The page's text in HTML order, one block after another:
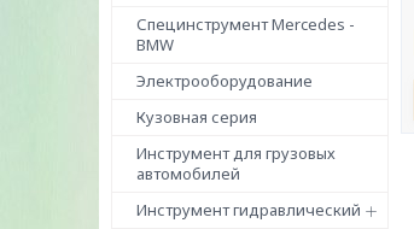
Специнструмент Mercedes -
BMW
Электрооборудование
Кузовная серия
Инструмент для грузовых
автомобилей
Инструмент гидравлический